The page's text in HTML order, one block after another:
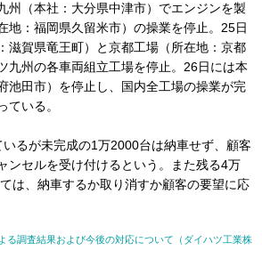
州（本社：大分県中津市）でエンジンを製
地：福岡県久留米市）の操業を停止。25日
滋賀県竜王町）と京都工場（所在地：京都
九州の各車両組立工場を停止。26日には本
池田市）を停止し、国内全工場の操業が完
ている。
るが未完成の1万2000台は納車せず、顧客
ンセルを受け付けるという。また残る4万
は、納車するか取り消すか顧客の要望に応
る調査結果および今後の対応について（ダイハツ工業株